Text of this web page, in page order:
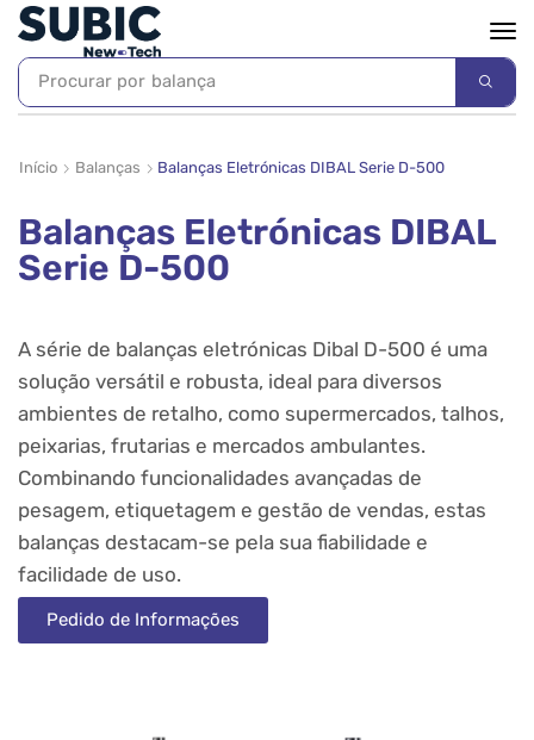
Procurar por balança
Início Balanças Balanças Eletrónicas DIBAL Serie D-500
Balanças Eletrónicas DIBAL
Serie D-500
A série de balanças eletrónicas Dibal D-500 é uma
solução versátil e robusta, ideal para diversos
ambientes de retalho, como supermercados, talhos,
peixarias, frutarias e mercados ambulantes.
Combinando funcionalidades avançadas de
pesagem, etiquetagem e gestão de vendas, estas
balanças destacam-se pela sua fiabilidade e
facilidade de uso.
Pedido de Informações